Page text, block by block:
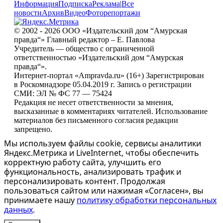
ИнформацияПодпискаРеклама|Все
новостиАрхивВидеоФоторепортажи
© 2002 - 2026 ООО «Издательский дом “Амурская
правда“» Главный редактор – Е. Павлова
Учредитель — общество с ограниченной
ответственностью «Издательский дом “Амурская
правда“».
Интернет-портал «Ampravda.ru» (16+) Зарегистрирован
в Роскомнадзоре 05.04.2019 г. Запись о регистрации
СМИ: ЭЛ № ФС 77 — 75424
Редакция не несет ответственности за мнения,
высказанные в комментариях читателей. Использование
материалов без письменного согласия редакции
запрещено.
Мы используем файлы cookie, сервисы аналитики
Яндекс.Метрика и LiveInternet, чтобы обеспечить
корректную работу сайта, улучшить его
функциональность, анализировать трафик и
персонализировать контент. Продолжая
пользоваться сайтом или нажимая «Согласен», вы
принимаете нашу политику обработки персональных
данных.